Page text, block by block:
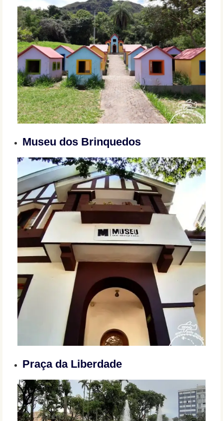
Museu dos Brinquedos
Praça da Liberdade